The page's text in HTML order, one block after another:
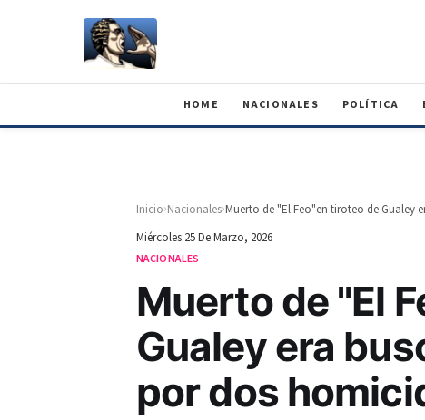
HOME NACIONALES POLÍTICA
Inicio›Nacionales›
Miércoles 25 De Marzo, 2026
NACIONALES
Muerto de "El
Gualey era
por dos